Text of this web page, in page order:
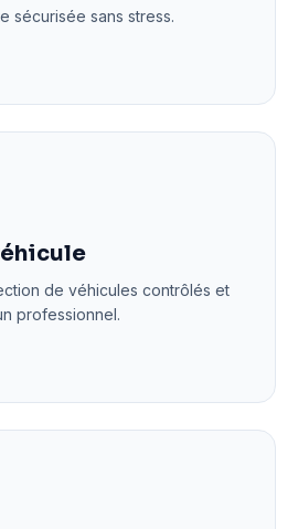
sécurisée sans stress.
de véhicules contrôlés et
professionnel.